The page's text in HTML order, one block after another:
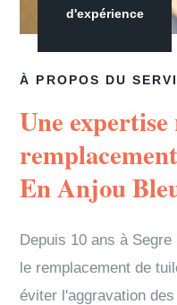
À PROPOS DU
Une
En Anjou
Depuis 10 ans à
le remplacement de
éviter l'aggravation
d'expérience